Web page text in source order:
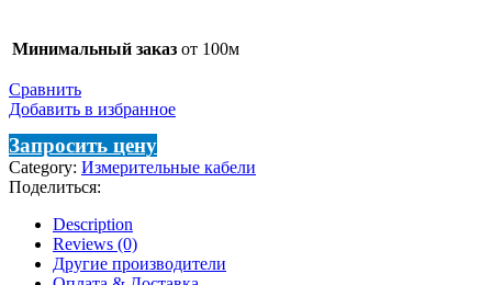
Минимальный заказ от 100м
Сравнить
Добавить в избранное
Запросить цену
Category: Измерительные кабели
Поделиться:
Description
Reviews (0)
Другие производители